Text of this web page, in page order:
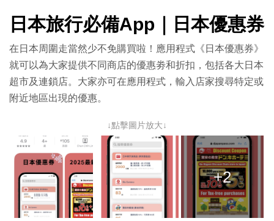
日本旅行必備App｜日本優惠券
在日本周圍走當然少不免購買啦！應用程式《日本優惠券》
就可以為大家提供不同商店的優惠劵和折扣，包括各大日本
超市及連鎖店。大家亦可在應用程式，輸入店家搜尋特定或
附近地區出現的優惠。
↓點擊圖片放大↓
+2